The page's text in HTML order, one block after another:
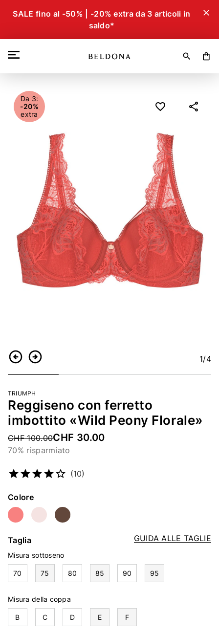
SALE fino al -50% | -20% extra da 3 articoli in
saldo*
close
search shopping_bag
IndietroContinua 1/4
Da 3:
-20%
extra
TRIUMPH
Reggiseno con ferretto
imbottito «Wild Peony Florale»
Price reduced from
CHF 100.00CHF 30.00
70% risparmiato
(10)
Colore
GUIDA ALLE TAGLIE
Taglia
Misura sottoseno
70 75 80 85 90 95
Misura della coppa
B C D E F